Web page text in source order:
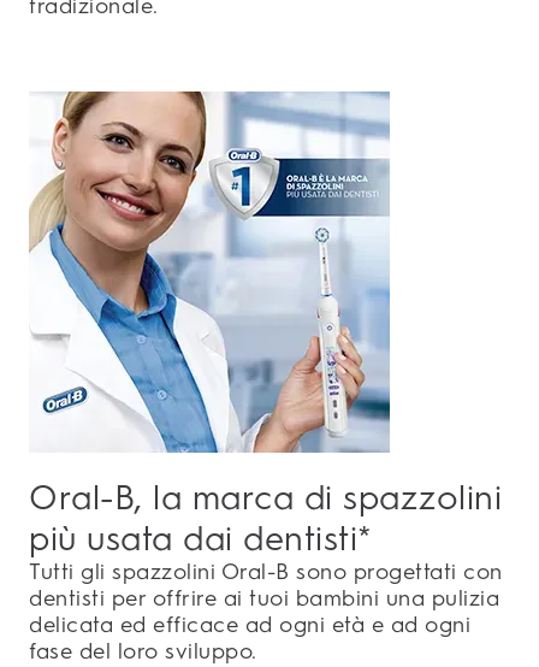
tradizionale.
Oral-B, la marca di spazzolini
più usata dai dentisti*
Tutti gli spazzolini Oral-B sono progettati con
dentisti per offrire ai tuoi bambini una pulizia
delicata ed efficace ad ogni età e ad ogni
fase del loro sviluppo.